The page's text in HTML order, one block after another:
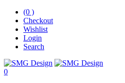
(0 )
Checkout
Wishlist
Login
Search
0